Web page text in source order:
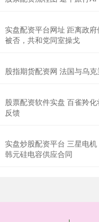
实盘配资平台网址 距离政
被否，共和党同室操戈
股指期货配资网 法国与乌
股票配资软件实盘 百雀羚
反馈
实盘炒股配资平台 三星电
韩元硅电容供应合同